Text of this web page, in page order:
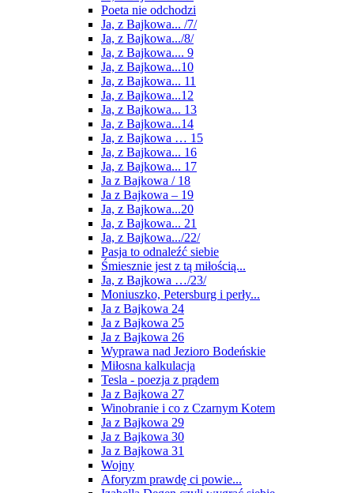
Poeta nie odchodzi
Ja, z Bajkowa... /7/
Ja, z Bajkowa.../8/
Ja, z Bajkowa.... 9
Ja, z Bajkowa...10
Ja, z Bajkowa... 11
Ja, z Bajkowa...12
Ja, z Bajkowa... 13
Ja, z Bajkowa...14
Ja, z Bajkowa … 15
Ja, z Bajkowa... 16
Ja, z Bajkowa... 17
Ja z Bajkowa / 18
Ja z Bajkowa – 19
Ja, z Bajkowa...20
Ja, z Bajkowa... 21
Ja, z Bajkowa.../22/
Pasja to odnaleźć siebie
Śmiesznie jest z tą miłością...
Ja, z Bajkowa …/23/
Moniuszko, Petersburg i perły...
Ja z Bajkowa 24
Ja z Bajkowa 25
Ja z Bajkowa 26
Wyprawa nad Jezioro Bodeńskie
Miłosna kalkulacja
Tesla - poezja z prądem
Ja z Bajkowa 27
Winobranie i co z Czarnym Kotem
Ja z Bajkowa 29
Ja z Bajkowa 30
Ja z Bajkowa 31
Wojny
Aforyzm prawdę ci powie...